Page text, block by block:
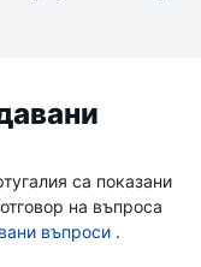
са показани
на въпроса
въпроси .